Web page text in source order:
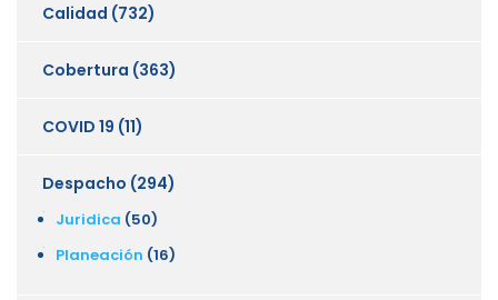
Calidad (732)
Cobertura (363)
COVID 19 (11)
Despacho (294)
Juridica (50)
Planeación (16)